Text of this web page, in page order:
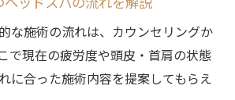
な施術の流れは、カウンセリングか
で現在の疲労度や頭皮・首肩の状態
に合った施術内容を提案してもらえ